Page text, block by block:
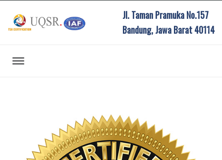
Jl. Taman Pramuka No.157
Bandung, Jawa Barat 40114